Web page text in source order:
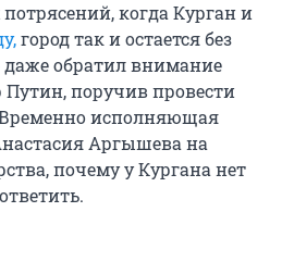
когда Курган и
город так и остается без
даже обратил внимание
поручив провести
исполняющая
Аргышева на
почему у Кургана нет